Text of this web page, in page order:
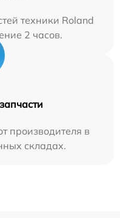
техники Roland
2 часов.
производителя в
складах.